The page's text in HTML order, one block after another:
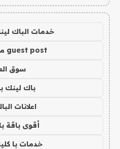
خدمات الباك
guest post مقال ضيف
سوق
باك لينك
اعلانات
أقوى باقة
خدمات با كلينك